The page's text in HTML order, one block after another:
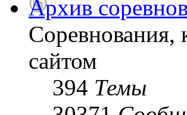
Архив
Соревнования,
сайтом
394 Темы